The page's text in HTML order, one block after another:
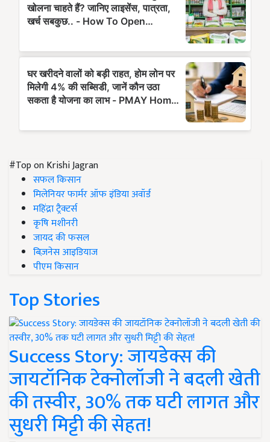
#Top on Krishi Jagran
सफल किसान
मिलेनियर फार्मर ऑफ इंडिया अवॉर्ड
महिंद्रा ट्रैक्टर्स
कृषि मशीनरी
जायद की फसल
बिज़नेस आइडियाज
पीएम किसान
Top Stories
Success Story: जायडेक्स की
जायटॉनिक टेक्नोलॉजी ने बदली खेती
की तस्वीर, 30% तक घटी लागत और
सुधरी मिट्टी की सेहत!